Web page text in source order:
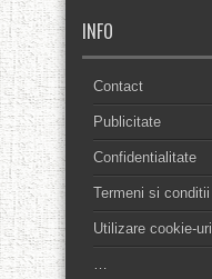
INFO
Contact
Publicitate
Confidentialitate
Termeni si conditii
Utilizare cookie-uri